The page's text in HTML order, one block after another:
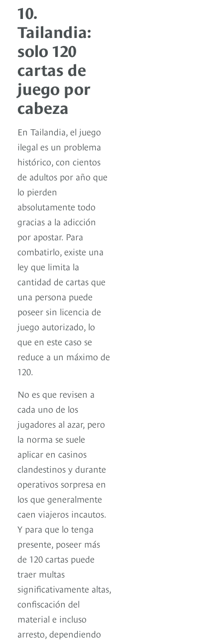
10.
Tailandia:
solo 120
cartas de
juego por
cabeza
En Tailandia, el juego
ilegal es un problema
histórico, con cientos
de adultos por año que
lo pierden
absolutamente todo
gracias a la adicción
por apostar. Para
combatirlo, existe una
ley que limita la
cantidad de cartas que
una persona puede
poseer sin licencia de
juego autorizado, lo
que en este caso se
reduce a un máximo de
120.
No es que revisen a
cada uno de los
jugadores al azar, pero
la norma se suele
aplicar en casinos
clandestinos y durante
operativos sorpresa en
los que generalmente
caen viajeros incautos.
Y para que lo tenga
presente, poseer más
de 120 cartas puede
traer multas
significativamente altas,
confiscación del
material e incluso
arresto, dependiendo